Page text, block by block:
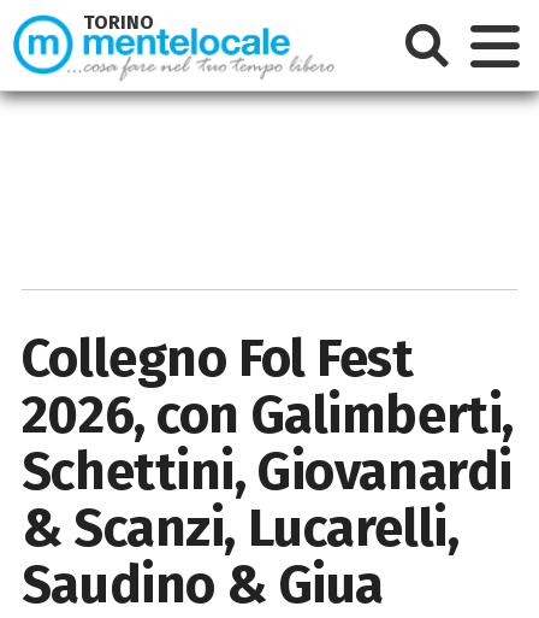
Collegno Fol Fest
2026, con Galimberti,
Schettini, Giovanardi
& Scanzi, Lucarelli,
Saudino & Giua
TORINO